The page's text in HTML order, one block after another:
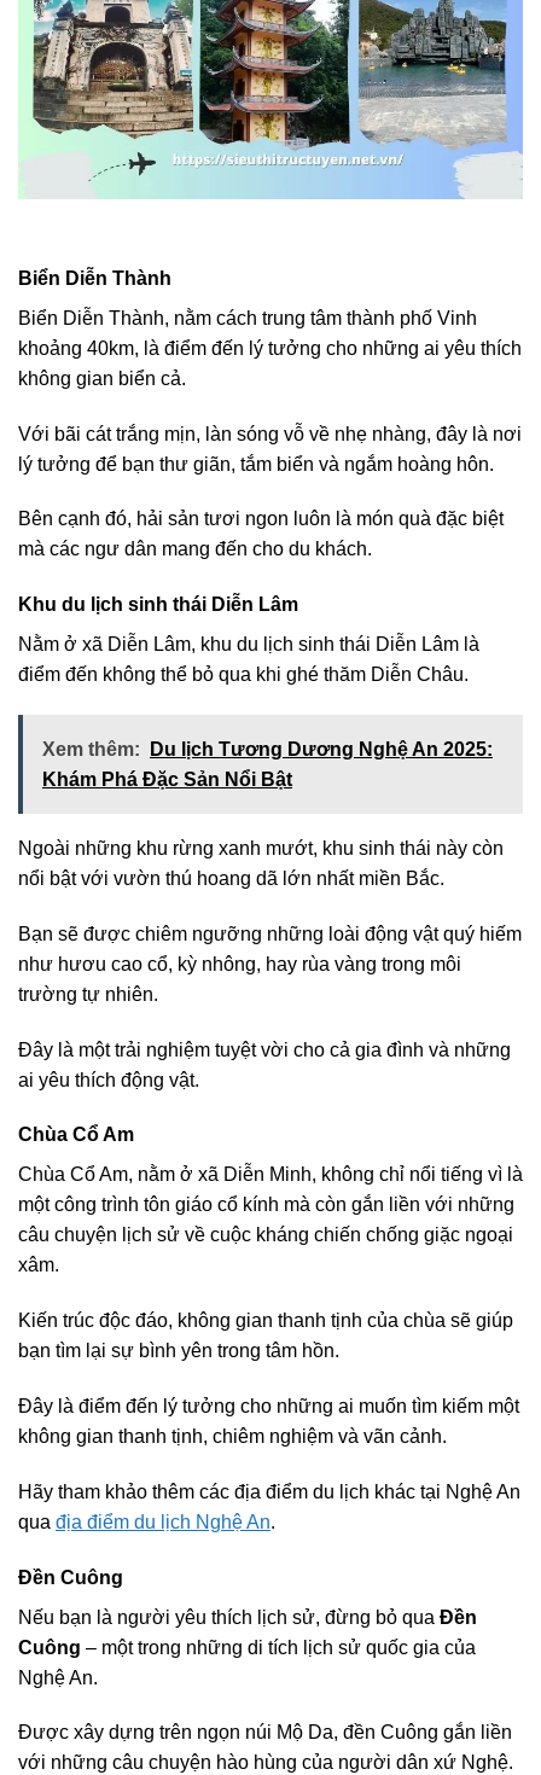
Biển Diễn Thành
Biển Diễn Thành, nằm cách trung tâm thành phố Vinh
khoảng 40km, là điểm đến lý tưởng cho những ai yêu thích
không gian biển cả.
Với bãi cát trắng mịn, làn sóng vỗ về nhẹ nhàng, đây là nơi
lý tưởng để bạn thư giãn, tắm biển và ngắm hoàng hôn.
Bên cạnh đó, hải sản tươi ngon luôn là món quà đặc biệt
mà các ngư dân mang đến cho du khách.
Khu du lịch sinh thái Diễn Lâm
Nằm ở xã Diễn Lâm, khu du lịch sinh thái Diễn Lâm là
điểm đến không thể bỏ qua khi ghé thăm Diễn Châu.
Xem thêm:
Du lịch Tương Dương Nghệ An 2025:
Khám Phá Đặc Sản Nổi Bật
Ngoài những khu rừng xanh mướt, khu sinh thái này còn
nổi bật với vườn thú hoang dã lớn nhất miền Bắc.
Bạn sẽ được chiêm ngưỡng những loài động vật quý hiếm
như hươu cao cổ, kỳ nhông, hay rùa vàng trong môi
trường tự nhiên.
Đây là một trải nghiệm tuyệt vời cho cả gia đình và những
ai yêu thích động vật.
Chùa Cổ Am
Chùa Cổ Am, nằm ở xã Diễn Minh, không chỉ nổi tiếng vì là
một công trình tôn giáo cổ kính mà còn gắn liền với những
câu chuyện lịch sử về cuộc kháng chiến chống giặc ngoại
xâm.
Kiến trúc độc đáo, không gian thanh tịnh của chùa sẽ giúp
bạn tìm lại sự bình yên trong tâm hồn.
Đây là điểm đến lý tưởng cho những ai muốn tìm kiếm một
không gian thanh tịnh, chiêm nghiệm và vãn cảnh.
Hãy tham khảo thêm các địa điểm du lịch khác tại Nghệ An
qua địa điểm du lịch Nghệ An.
Đền Cuông
Nếu bạn là người yêu thích lịch sử, đừng bỏ qua Đền
Cuông – một trong những di tích lịch sử quốc gia của
Nghệ An.
Được xây dựng trên ngọn núi Mộ Da, đền Cuông gắn liền
với những câu chuyện hào hùng của người dân xứ Nghệ.